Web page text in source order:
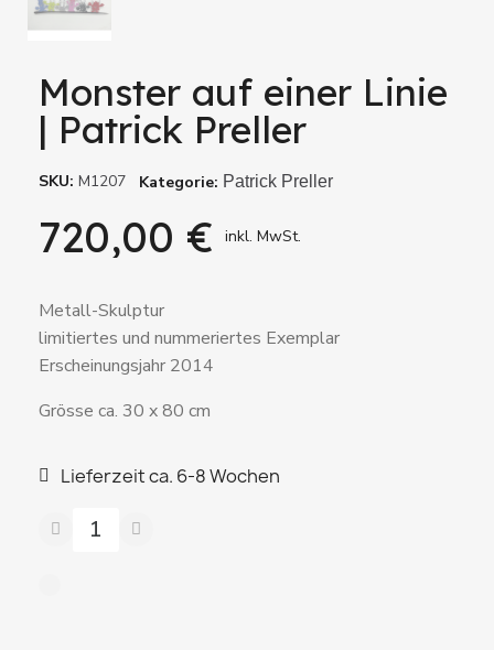
Monster auf einer Linie
| Patrick Preller
SKU M1207 Kategorie Patrick Preller
720,00 € inkl. MwSt.
Metall-Skulptur
limitiertes und nummeriertes Exemplar
Erscheinungsjahr 2014
Grösse ca. 30 x 80 cm
Lieferzeit ca. 6-8 Wochen